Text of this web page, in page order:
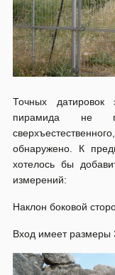
Точных
пирамида не
обнаружено. К
хотелось бы
измерений:
Наклон боковой
Вход имеет размеры